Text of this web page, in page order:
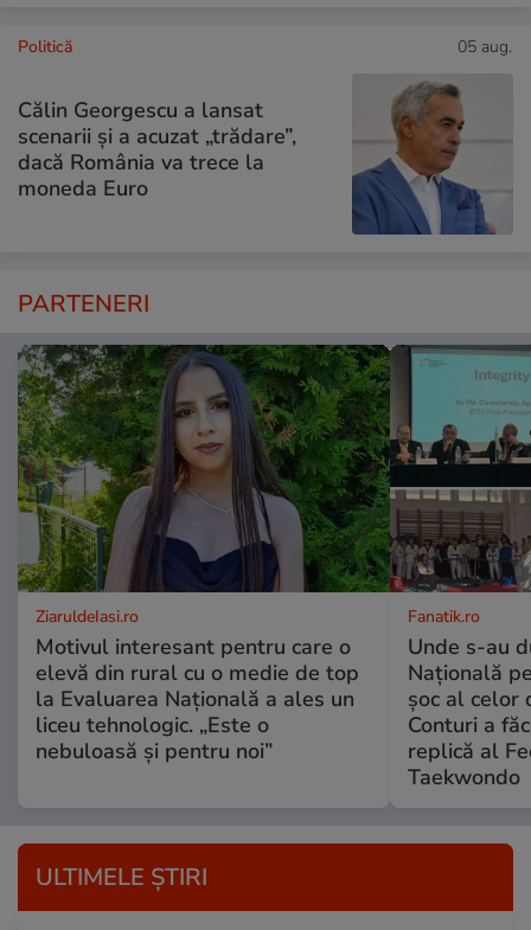
Politică 05 aug.
Călin Georgescu a lansat
scenarii și a acuzat „trădare”,
dacă România va trece la
moneda Euro
PARTENERI
ZiaruldeIasi.ro
Motivul interesant pentru care o
elevă din rural cu o medie de top
la Evaluarea Națională a ales un
liceu tehnologic. „Este o
nebuloasă și pentru noi”
Fanatik.ro
Unde s-au
Națională
șoc al celor
Conturi a
replică al
Taekwondo
ULTIMELE ȘTIRI